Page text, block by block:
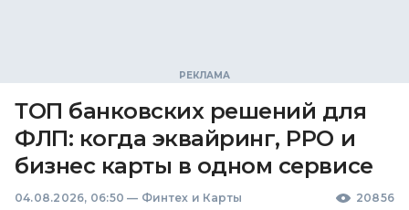
ТОП банковских решений для
ФЛП: когда эквайринг, РРО и
бизнес карты в одном сервисе
04.08.2026, 06:50 — Финтех и Карты 20856